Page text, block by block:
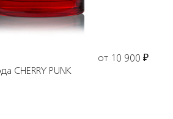
от 10 900 ₽
CHERRY PUNK